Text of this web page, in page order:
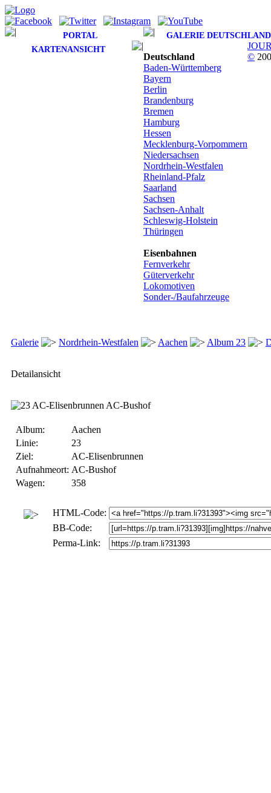
PORTAL
GALERIE DEUTSCHLAND
KARTENANSICHT
Deutschland
Baden-Württemberg
Bayern
Berlin
Brandenburg
Bremen
Hamburg
Hessen
Mecklenburg-Vorpommern
Niedersachsen
Nordrhein-Westfalen
Rheinland-Pfalz
Saarland
Sachsen
Sachsen-Anhalt
Schleswig-Holstein
Thüringen
Eisenbahnen
Fernverkehr
Güterverkehr
Lokomotiven
Sonder-/Baufahrzeuge
Galerie Nordrhein-Westfalen Aachen Album 23
Detailansicht
Album:
Aachen
Linie:
23
Ziel:
AC-Elisenbrunnen
Aufnahmeort: AC-Bushof
Wagen:
358
HTML-Code:
BB-Code:
Perma-Link:
©